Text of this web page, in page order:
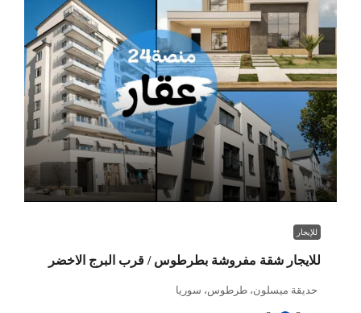
للإيجار
للايجار شقة مفروشة بطرطوس / قرب البرج الاخضر
حديقة ميسلون، طرطوس، سوريا